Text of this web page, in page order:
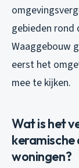
gebieden rond
Waaggebouw
eerst het
mee te kijken.
Wat is het
woningen?